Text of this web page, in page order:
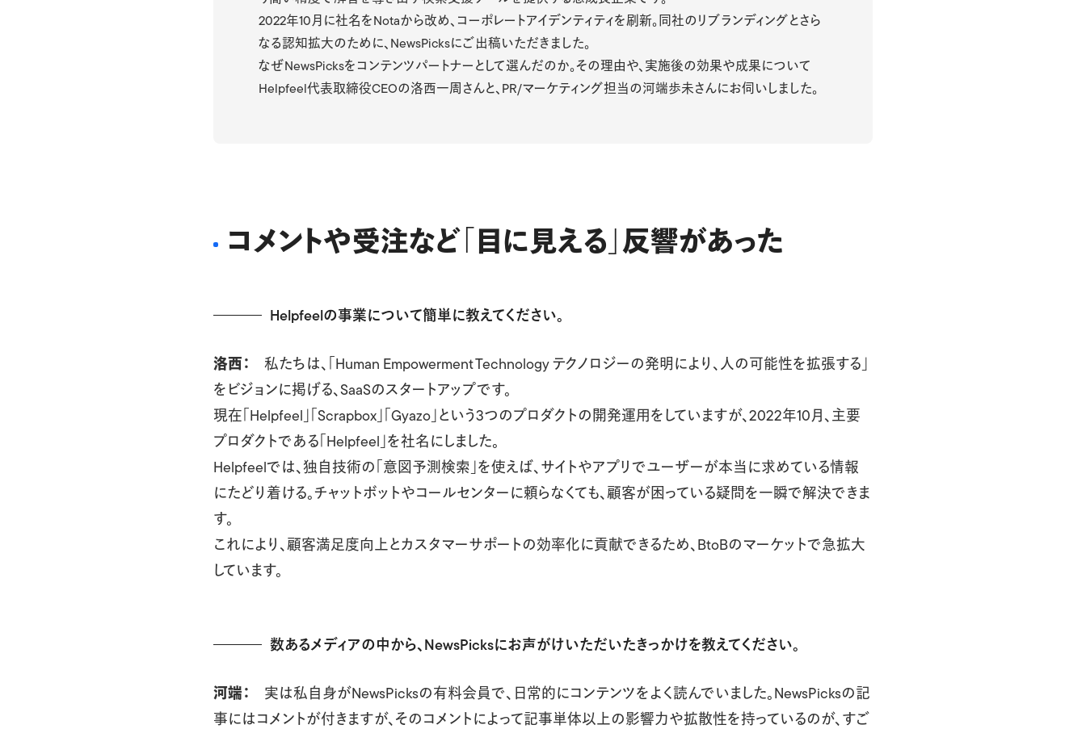
2022年10月に社名をNotaから改め、コーポレートアイデンティティを刷新。同社のリブランディングとさら
なる認知拡大のために、NewsPicksにご出稿いただきました。
なぜNewsPicksをコンテンツパートナーとして選んだのか。その理由や、実施後の効果や成果について
Helpfeel代表取締役CEOの洛西一周さんと、PR/マーケティング担当の河端歩未さんにお伺いしました。
コメントや受注など「目に見える」反響があった
Helpfeelの事業について簡単に教えてください。
洛西：
私たちは、「Human Empowerment Technology テクノロジーの発明により、人の可能性を拡張する」
をビジョンに掲げる、SaaSのスタートアップです。
現在「Helpfeel」「Scrapbox」「Gyazo」という3つのプロダクトの開発運用をしていますが、2022年10月、主要
プロダクトである「Helpfeel」を社名にしました。
Helpfeelでは、独自技術の「意図予測検索」を使えば、サイトやアプリでユーザーが本当に求めている情報
にたどり着ける。チャットボットやコールセンターに頼らなくても、顧客が困っている疑問を一瞬で解決できま
す。
これにより、顧客満足度向上とカスタマーサポートの効率化に貢献できるため、BtoBのマーケットで急拡大
しています。
数あるメディアの中から、NewsPicksにお声がけいただいたきっかけを教えてください。
河端：
実は私自身がNewsPicksの有料会員で、日常的にコンテンツをよく読んでいました。NewsPicksの記
事にはコメントが付きますが、そのコメントによって記事単体以上の影響力や拡散性を持っているのが、すご